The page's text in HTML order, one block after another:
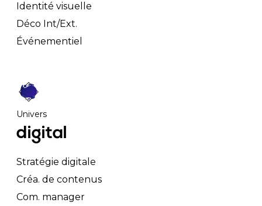
Identité visuelle
Déco Int/Ext.
Événementiel
Univers
digital
Stratégie digitale
Créa. de contenus
Com. manager